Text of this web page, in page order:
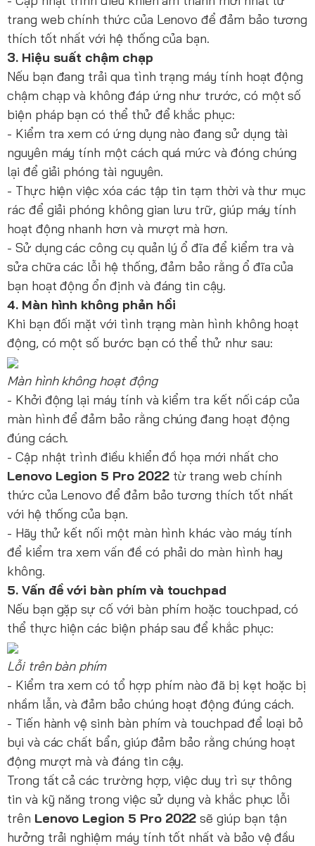
trang web chính thức của Lenovo để đảm bảo tương
thích tốt nhất với hệ thống của bạn.
3. Hiệu suất chậm chạp
Nếu bạn đang trải qua tình trạng máy tính hoạt động
chậm chạp và không đáp ứng như trước, có một số
biện pháp bạn có thể thử để khắc phục:
- Kiểm tra xem có ứng dụng nào đang sử dụng tài
nguyên máy tính một cách quá mức và đóng chúng
lại để giải phóng tài nguyên.
- Thực hiện việc xóa các tập tin tạm thời và thư mục
rác để giải phóng không gian lưu trữ, giúp máy tính
hoạt động nhanh hơn và mượt mà hơn.
- Sử dụng các công cụ quản lý ổ đĩa để kiểm tra và
sửa chữa các lỗi hệ thống, đảm bảo rằng ổ đĩa của
bạn hoạt động ổn định và đáng tin cậy.
4. Màn hình không phản hồi
Khi bạn đối mặt với tình trạng màn hình không hoạt
động, có một số bước bạn có thể thử như sau:
Màn hình không hoạt động
- Khởi động lại máy tính và kiểm tra kết nối cáp của
màn hình để đảm bảo rằng chúng đang hoạt động
đúng cách.
- Cập nhật trình điều khiển đồ họa mới nhất cho
Lenovo Legion 5 Pro 2022từ trang web chính
thức của Lenovo để đảm bảo tương thích tốt nhất
với hệ thống của bạn.
- Hãy thử kết nối một màn hình khác vào máy tính
để kiểm tra xem vấn đề có phải do màn hình hay
không.
5. Vấn đề với bàn phím và touchpad
Nếu bạn gặp sự cố với bàn phím hoặc touchpad, có
thể thực hiện các biện pháp sau để khắc phục:
Lỗi trên bàn phím
- Kiểm tra xem có tổ hợp phím nào đã bị kẹt hoặc bị
nhầm lẫn, và đảm bảo chúng hoạt động đúng cách.
- Tiến hành vệ sinh bàn phím và touchpad để loại bỏ
bụi và các chất bẩn, giúp đảm bảo rằng chúng hoạt
động mượt mà và đáng tin cậy.
Trong tất cả các trường hợp, việc duy trì sự thông
tin và kỹ năng trong việc sử dụng và khắc phục lỗi
trên Lenovo Legion 5 Pro 2022 sẽ giúp bạn tận
hưởng trải nghiệm máy tính tốt nhất và bảo vệ đầu